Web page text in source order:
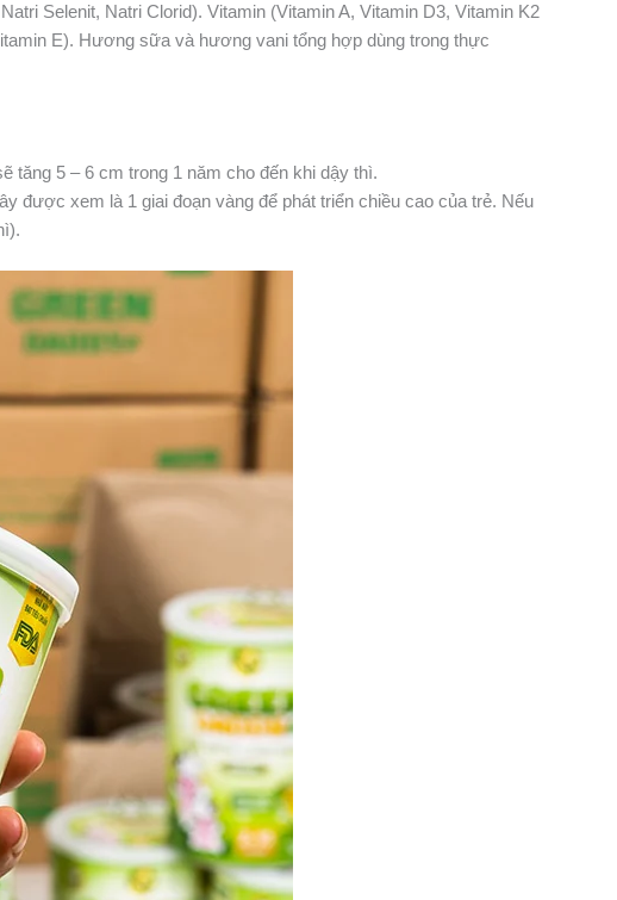
Selenit, Natri Clorid). Vitamin (Vitamin A, Vitamin D3, Vitamin K2
E). Hương sữa và hương vani tổng hợp dùng trong thực
tăng 5 – 6 cm trong 1 năm cho đến khi dậy thì.
được xem là 1 giai đoạn vàng để phát triển chiều cao của trẻ. Nếu